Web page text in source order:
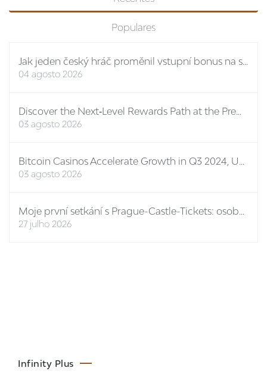
Populares
Jak jeden český hráč proměnil vstupní bonus na stovky eur: případová studie Spinboss casino
04 agosto 2026
Discover the Next‑Level Rewards Path at the Premier Online Casino No ID
03 agosto 2026
Bitcoin Casinos Accelerate Growth in Q3 2024, Unveiling New Features and Mega Bonuses
03 agosto 2026
Moje první setkání s Prague-Castle-Tickets: osobní report
27 julho 2026
Infinity Plus